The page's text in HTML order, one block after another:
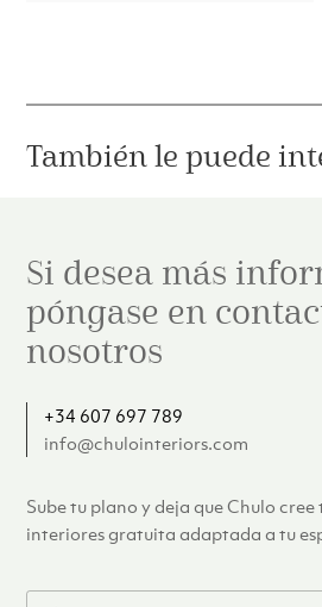
También le puede
Si desea más
póngase en
nosotros
+34 607 697 789
info@chulointeriors.com
Sube tu plano y deja que Chulo
interiores gratuita adaptada a tu
F